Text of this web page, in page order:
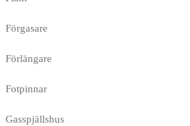
Förgasare
Förlängare
Fotpinnar
Gasspjällshus